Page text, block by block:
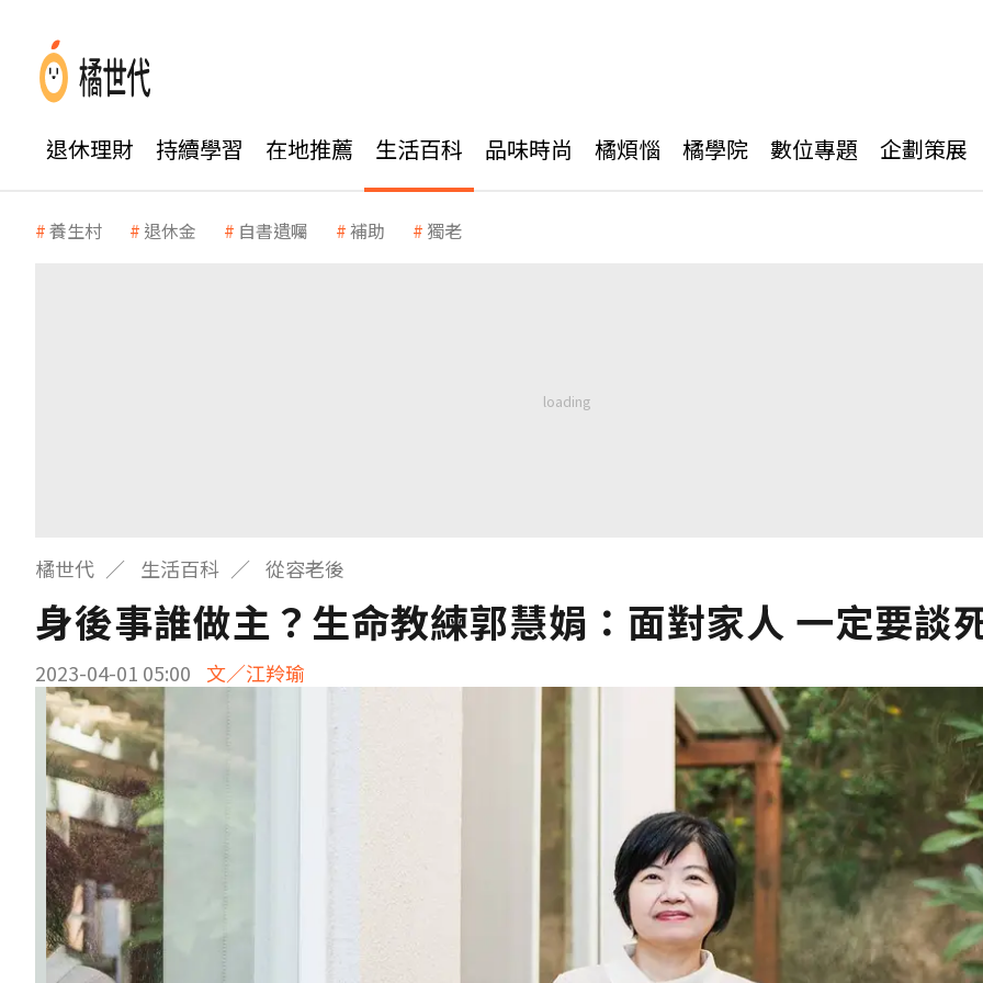
退休理財 持續學習 在地推薦 生活百科 品味時尚 橘煩惱 橘學院 數位專題 企劃策展
養生村 退休金 自書遺囑 補助 獨老
橘世代 生活百科 從容老後
身後事誰做主？生命教練郭慧娟：面對家人 一定要談
2023-04-01 05:00 文／江羚瑜